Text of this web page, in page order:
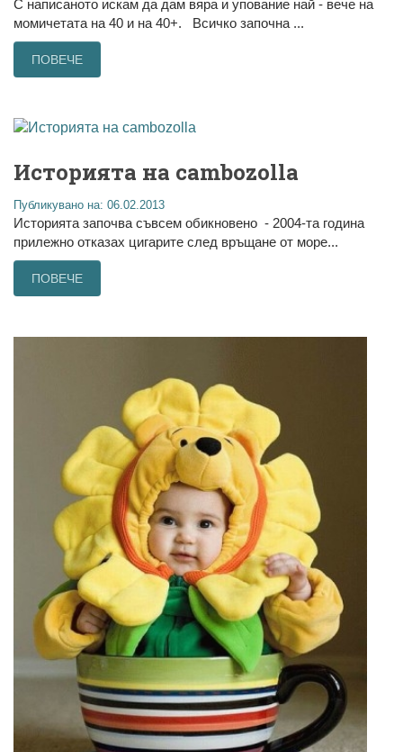
С написаното искам да дам вяра и упование най - вече на
момичетата на 40 и на 40+. Всичко започна ...
ПОВЕЧЕ
Историята на cambozolla
Публикувано на: 06.02.2013
Историята започва съвсем обикновено - 2004-та година
прилежно отказах цигарите след връщане от море...
ПОВЕЧЕ